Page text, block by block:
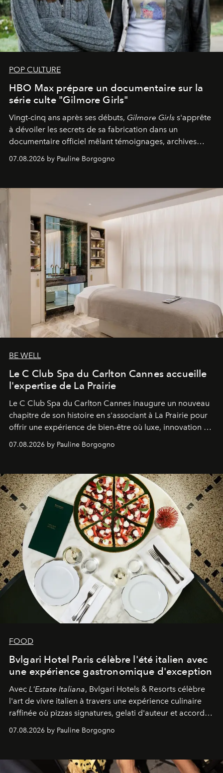
POP CULTURE
HBO Max prépare un documentaire sur la
série culte "Gilmore Girls"
Vingt-cinq ans après ses débuts, Gilmore Girls s'apprête
à dévoiler les secrets de sa fabrication dans un
documentaire officiel mêlant témoignages, archives
inédites et plongée dans les coulisses d'un phénomène
générationnel.
07.08.2026 by Pauline Borgogno
BE WELL
Le C Club Spa du Carlton Cannes accueille
l'expertise de La Prairie
Le C Club Spa du Carlton Cannes inaugure un nouveau
chapitre de son histoire en s'associant à La Prairie pour
offrir une expérience de bien-être où luxe, innovation et
expertise se rencontrent.
07.08.2026 by Pauline Borgogno
FOOD
Bvlgari Hotel Paris célèbre l'été italien avec
une expérience gastronomique d'exception
Avec L'Estate Italiana, Bvlgari Hotels & Resorts célèbre
l'art de vivre italien à travers une expérience culinaire
raffinée où pizzas signatures, gelati d'auteur et accords
d'exception composent un véritable voyage sensoriel.
07.08.2026 by Pauline Borgogno